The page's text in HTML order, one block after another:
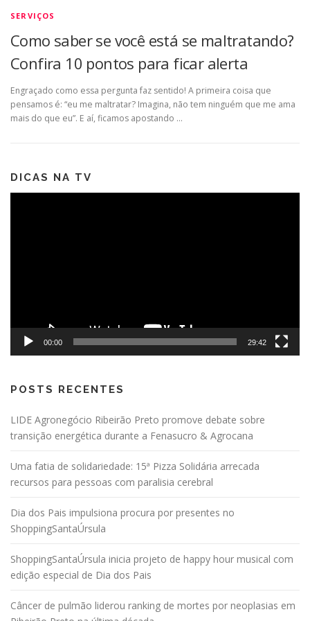
SERVIÇOS
Como saber se você está se maltratando?
Confira 10 pontos para ficar alerta
Engraçado como essa pergunta faz sentido! A primeira coisa que
pensamos é: “eu me maltratar? Imagina, não tem ninguém que me ama
mais do que eu”. E aí, ficamos apostando …
DICAS NA TV
00:00 29:42
POSTS RECENTES
LIDE Agronegócio Ribeirão Preto promove debate sobre
transição energética durante a Fenasucro & Agrocana
Uma fatia de solidariedade: 15ª Pizza Solidária arrecada
recursos para pessoas com paralisia cerebral
Dia dos Pais impulsiona procura por presentes no
ShoppingSantaÚrsula
ShoppingSantaÚrsula inicia projeto de happy hour musical com
edição especial de Dia dos Pais
Câncer de pulmão liderou ranking de mortes por neoplasias em